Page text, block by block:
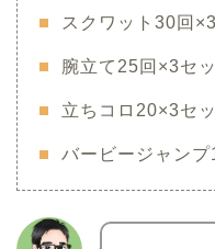
スクワット30回
腕立て25回×3セ
立ちコロ20×3セ
バービージャンプ